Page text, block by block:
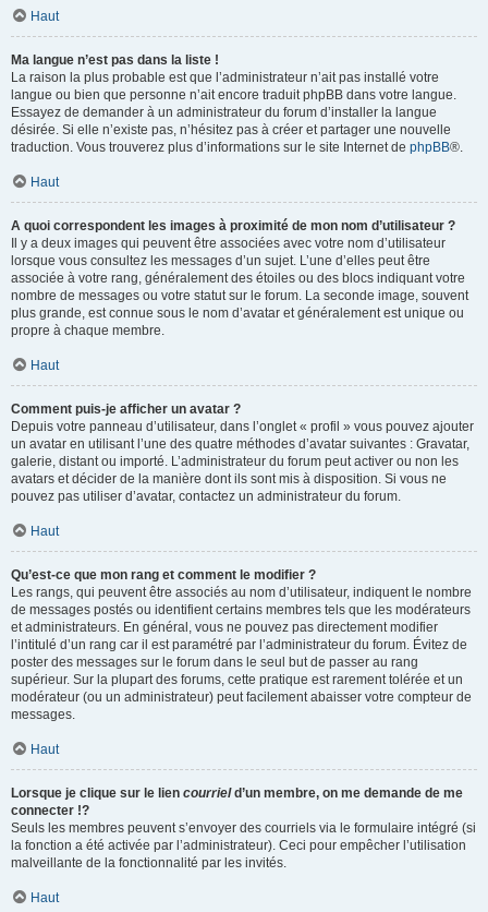
Haut
Ma langue n’est pas dans la liste !
La raison la plus probable est que l’administrateur n’ait pas installé votre
langue ou bien que personne n’ait encore traduit phpBB dans votre langue.
Essayez de demander à un administrateur du forum d’installer la langue
désirée. Si elle n’existe pas, n’hésitez pas à créer et partager une nouvelle
traduction. Vous trouverez plus d’informations sur le site Internet de phpBB®.
Haut
A quoi correspondent les images à proximité de mon nom d’utilisateur ?
Il y a deux images qui peuvent être associées avec votre nom d’utilisateur
lorsque vous consultez les messages d’un sujet. L’une d’elles peut être
associée à votre rang, généralement des étoiles ou des blocs indiquant votre
nombre de messages ou votre statut sur le forum. La seconde image, souvent
plus grande, est connue sous le nom d’avatar et généralement est unique ou
propre à chaque membre.
Haut
Comment puis-je afficher un avatar ?
Depuis votre panneau d’utilisateur, dans l’onglet « profil » vous pouvez ajouter
un avatar en utilisant l’une des quatre méthodes d’avatar suivantes : Gravatar,
galerie, distant ou importé. L’administrateur du forum peut activer ou non les
avatars et décider de la manière dont ils sont mis à disposition. Si vous ne
pouvez pas utiliser d’avatar, contactez un administrateur du forum.
Haut
Qu’est-ce que mon rang et comment le modifier ?
Les rangs, qui peuvent être associés au nom d’utilisateur, indiquent le nombre
de messages postés ou identifient certains membres tels que les modérateurs
et administrateurs. En général, vous ne pouvez pas directement modifier
l’intitulé d’un rang car il est paramétré par l’administrateur du forum. Évitez de
poster des messages sur le forum dans le seul but de passer au rang
supérieur. Sur la plupart des forums, cette pratique est rarement tolérée et un
modérateur (ou un administrateur) peut facilement abaisser votre compteur de
messages.
Haut
Lorsque je clique sur le lien courrield’un membre, on me demande de me
connecter !?
Seuls les membres peuvent s’envoyer des courriels via le formulaire intégré (si
la fonction a été activée par l’administrateur). Ceci pour empêcher l’utilisation
malveillante de la fonctionnalité par les invités.
Haut